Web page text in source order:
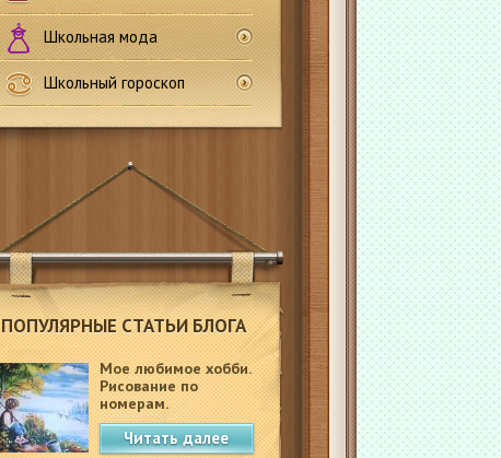
Школьная мода
Школьный гороскоп
ПОПУЛЯРНЫЕ СТАТЬИ БЛОГА
Мое любимое хобби.
Рисование по
номерам.
Читать далее